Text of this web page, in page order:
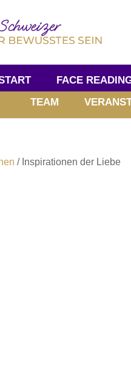
FACE
TEAM
/ Inspirationen der Liebe